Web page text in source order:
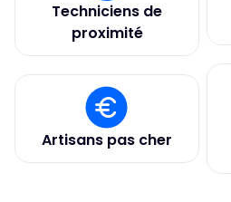
Techniciens de
proximité
Artisans pas cher